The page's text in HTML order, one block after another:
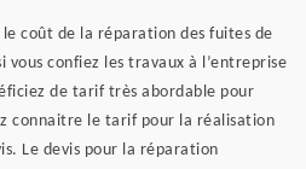
coût de la réparation des fuites de
confiez les travaux à l’entreprise
de tarif très abordable pour
connaitre le tarif pour la réalisation
Le devis pour la réparation